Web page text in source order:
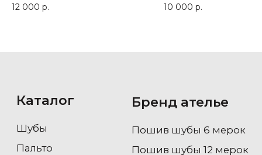
погоду. В стиле Burberry
12 000 р. 10 000 р.